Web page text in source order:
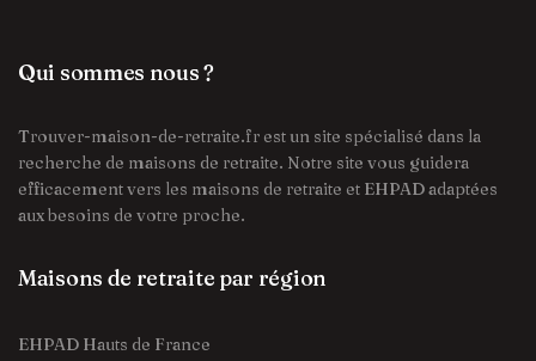
Qui sommes nous ?
Trouver-maison-de-retraite.fr est un site spécialisé dans la
recherche de maisons de retraite. Notre site vous guidera
efficacement vers les maisons de retraite et EHPAD adaptées
aux besoins de votre proche.
Maisons de retraite par région
EHPAD Hauts de France